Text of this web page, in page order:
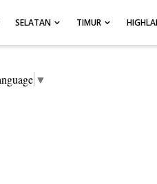
SELATAN TIMUR
▼